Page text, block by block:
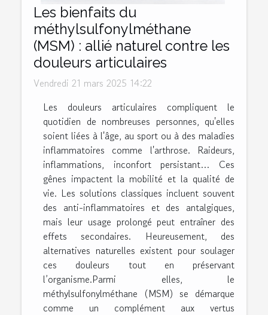
Les bienfaits du
méthylsulfonylméthane
(MSM) : allié naturel contre les
douleurs articulaires
Vendredi 21 mars 2025 14:22
Les douleurs articulaires compliquent le
quotidien de nombreuses personnes, qu'elles
soient liées à l'âge, au sport ou à des maladies
inflammatoires comme l'arthrose. Raideurs,
inflammations, inconfort persistant… Ces
gênes impactent la mobilité et la qualité de
vie. Les solutions classiques incluent souvent
des anti-inflammatoires et des antalgiques,
mais leur usage prolongé peut entraîner des
effets secondaires. Heureusement, des
alternatives naturelles existent pour soulager
ces douleurs tout en préservant
l’organisme.Parmi elles, le
méthylsulfonylméthane (MSM) se démarque
comme un complément aux vertus